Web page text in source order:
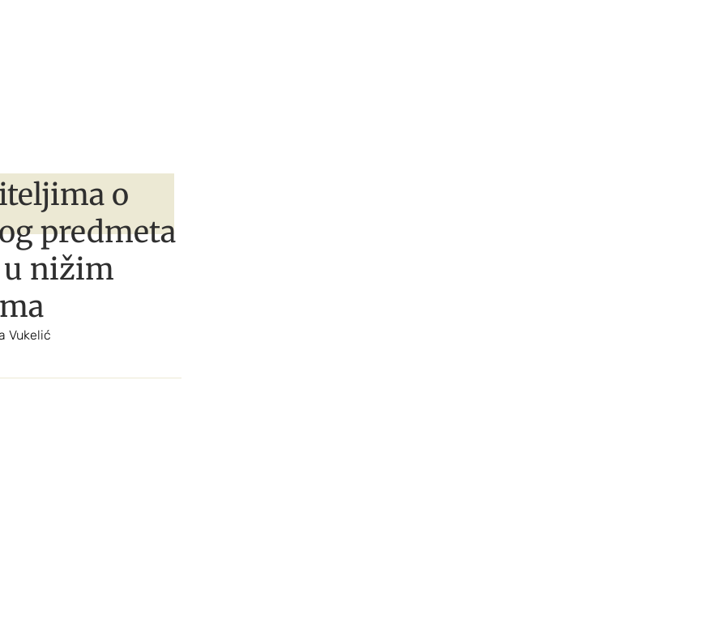
o
predmeta
nižim
Vukelić